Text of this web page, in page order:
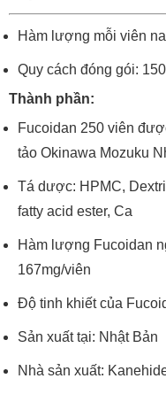
Hàm lượng mỗi viên
Quy cách đóng gói:
Thành phần:
Fucoidan 250 viên
tảo Okinawa Mozuku
Tá dược: HPMC,
fatty acid ester, Ca
Hàm lượng Fucoidan
167mg/viên
Độ tinh khiết của
Sản xuất tại: Nhật Bản
Nhà sản xuất: